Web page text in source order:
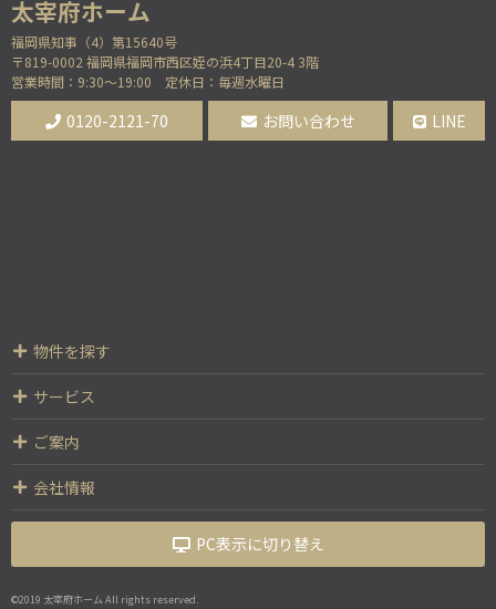
福岡県知事（4）第15640号
〒819-0002 福岡県福岡市西区姪の浜4丁目20-4 3階
営業時間：9:30～19:00
定休日：毎週水曜日
0120-2121-70 お問い合わせ LINE
物件を探す
サービス
ご案内
会社情報
PC表示に切り替え
©2019 太宰府ホーム All rights reserved.